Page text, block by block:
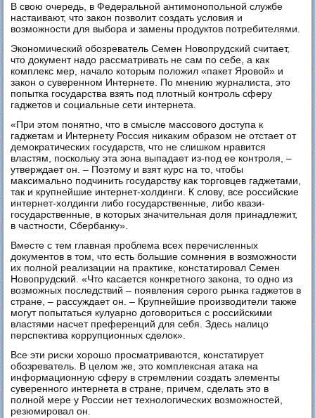
В свою очередь, в Федеральной антимонопольной службе
настаивают, что закон позволит создать условия и
возможности для выбора и замены продуктов потребителями.
Экономический обозреватель Семен Новопрудский считает,
что документ надо рассматривать не сам по себе, а как
комплекс мер, начало которым положил «пакет Яровой» и
закон о суверенном Интернете. По мнению журналиста, это
попытка государства взять под плотный контроль сферу
гаджетов и социальные сети интернета.
«При этом понятно, что в смысле массового доступа к
гаджетам и Интернету Россия никаким образом не отстает от
демократических государств, что не слишком нравится
властям, поскольку эта зона выпадает из-под ее контроля, –
утверждает он. – Поэтому и взят курс на то, чтобы
максимально подчинить государству как торговцев гаджетами,
так и крупнейшие интернет-холдинги. К слову, все российские
интернет-холдинги либо государственные, либо квази-
государственные, в которых значительная доля принадлежит,
в частности, Сбербанку».
Вместе с тем главная проблема всех перечисленных
документов в том, что есть большие сомнения в возможности
их полной реализации на практике, констатировал Семен
Новопрудский. «Что касается конкретного закона, то одно из
возможных последствий – появления серого рынка гаджетов в
стране, – рассуждает он. – Крупнейшие производители также
могут попытаться кулуарно договориться с российскими
властями насчет преференций для себя. Здесь налицо
перспектива коррупционных сделок».
Все эти риски хорошо просматриваются, констатирует
обозреватель. В целом же, это комплексная атака на
информационную сферу в стремлении создать элементы
суверенного интернета в стране, причем, сделать это в
полной мере у России нет технологических возможностей,
резюмировал он.